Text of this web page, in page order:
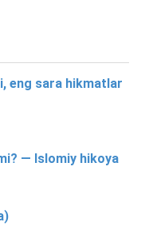
eng sara hikmatlar
— Islomiy hikoya